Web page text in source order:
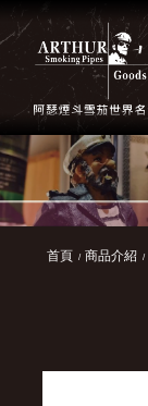
首頁 商品介紹